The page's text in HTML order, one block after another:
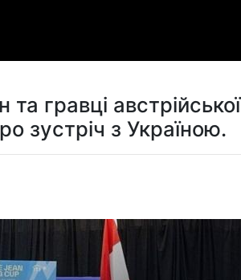
гравці австрійської
зустріч з Україною.